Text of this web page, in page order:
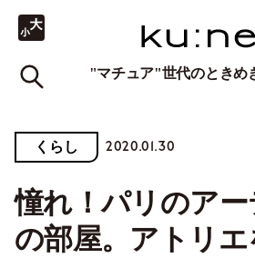
"マチュア"世代のときめ
くらし 2020.01.30
憧れ！パリのアー
の部屋。アトリ